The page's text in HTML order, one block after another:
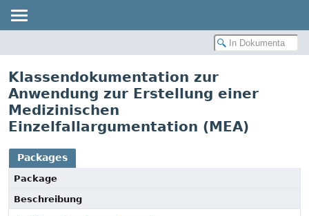
Klassendokumentation zur
Anwendung zur Erstellung einer
Medizinischen
Einzelfallargumentation (MEA)
Packages
Package
Beschreibung